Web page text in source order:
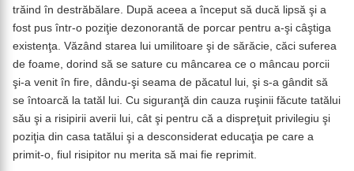
trăind în destrăbălare. După aceea a început să ducă lipsă şi a
fost pus într-o poziţie dezonorantă de porcar pentru a-şi câştiga
existenţa. Văzând starea lui umilitoare şi de sărăcie, căci suferea
de foame, dorind să se sature cu mâncarea ce o mâncau porcii
şi-a venit în fire, dându-şi seama de păcatul lui, şi s-a gândit să
se întoarcă la tatăl lui. Cu siguranţă din cauza ruşinii făcute tatălui
său şi a risipirii averii lui, cât şi pentru că a dispreţuit privilegiu şi
poziţia din casa tatălui şi a desconsiderat educaţia pe care a
primit-o, fiul risipitor nu merita să mai fie reprimit.